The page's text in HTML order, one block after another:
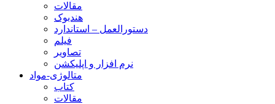
مقالات
هندبوک
دستورالعمل – استاندارد
فیلم
تصاویر
نرم افزار و اپلیکشن
متالوژی-مواد
کتاب
مقالات